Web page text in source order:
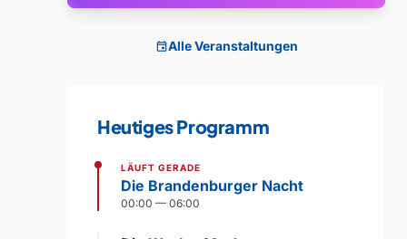
eventAlle Veranstaltungen
Heutiges Programm
LÄUFT GERADE
Die Brandenburger Nacht
00:00 — 06:00